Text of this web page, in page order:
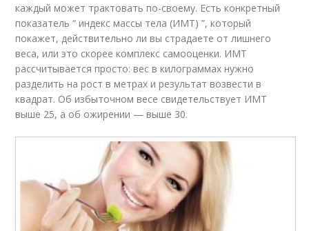
каждый может трактовать по-своему. Есть конкретный
показатель “ индекс массы тела (ИМТ) ”, который
покажет, действительно ли вы страдаете от лишнего
веса, или это скорее комплекс самооценки. ИМТ
рассчитывается просто: вес в килограммах нужно
разделить на рост в метрах и результат возвести в
квадрат. Об избыточном весе свидетельствует ИМТ
выше 25, а об ожирении — выше 30.